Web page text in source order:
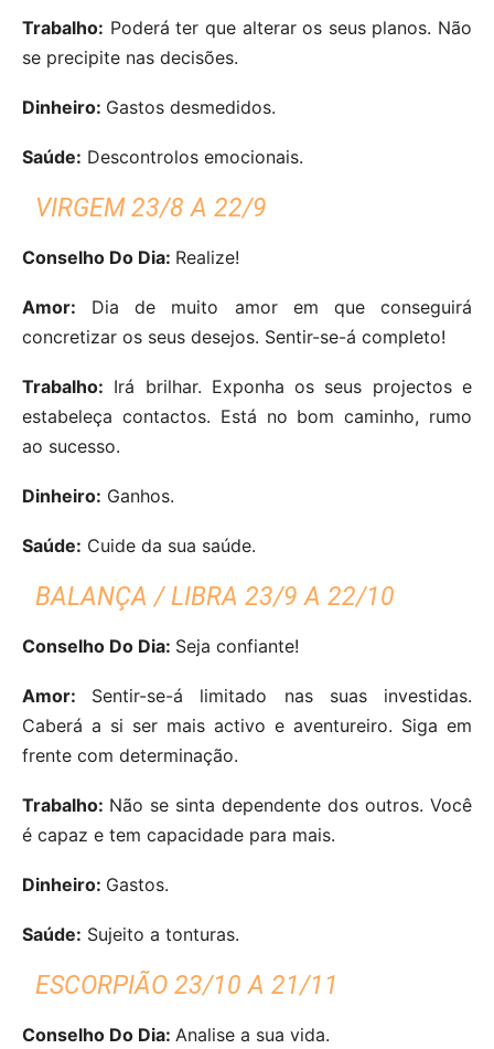
Trabalho: Poderá ter que alterar os seus planos. Não
se precipite nas decisões.
Dinheiro: Gastos desmedidos.
Saúde: Descontrolos emocionais.
VIRGEM 23/8 A 22/9
Conselho Do Dia: Realize!
Amor: Dia de muito amor em que conseguirá
concretizar os seus desejos. Sentir-se-á completo!
Trabalho: Irá brilhar. Exponha os seus projectos e
estabeleça contactos. Está no bom caminho, rumo
ao sucesso.
Dinheiro: Ganhos.
Saúde: Cuide da sua saúde.
BALANÇA / LIBRA 23/9 A 22/10
Conselho Do Dia: Seja confiante!
Amor: Sentir-se-á limitado nas suas investidas.
Caberá a si ser mais activo e aventureiro. Siga em
frente com determinação.
Trabalho: Não se sinta dependente dos outros. Você
é capaz e tem capacidade para mais.
Dinheiro: Gastos.
Saúde: Sujeito a tonturas.
ESCORPIÃO 23/10 A 21/11
Conselho Do Dia: Analise a sua vida.